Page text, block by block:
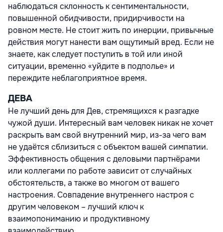
наблюдаться склонность к сентиментальности,
повышенной обидчивости, придирчивости на
ровном месте. Не стоит жить по инерции, привычные
действия могут нанести вам ощутимый вред. Если не
знаете, как следует поступить в той или иной
ситуации, временно «уйдите в подполье» и
переждите неблагоприятное время.
ДЕВА
Не лучший день для Дев, стремящихся к разгадке
чужой души. Интересный вам человек никак не хочет
раскрыть вам свой внутренний мир, из-за чего вам
не удаётся сблизиться с объектом вашей симпатии.
Эффективность общения с деловыми партнёрами
или коллегами по работе зависит от случайных
обстоятельств, а также во многом от вашего
настроения. Совпадение внутреннего настроя с
другим человеком – лучший ключ к
взаимопониманию и продуктивному